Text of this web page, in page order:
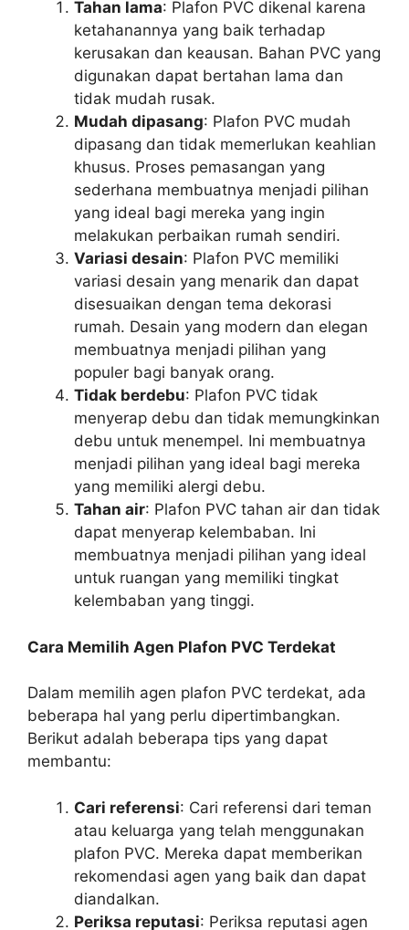
Tahan lama: Plafon PVC dikenal karena
ketahanannya yang baik terhadap
kerusakan dan keausan. Bahan PVC yang
digunakan dapat bertahan lama dan
tidak mudah rusak.
Mudah dipasang: Plafon PVC mudah
dipasang dan tidak memerlukan keahlian
khusus. Proses pemasangan yang
sederhana membuatnya menjadi pilihan
yang ideal bagi mereka yang ingin
melakukan perbaikan rumah sendiri.
Variasi desain: Plafon PVC memiliki
variasi desain yang menarik dan dapat
disesuaikan dengan tema dekorasi
rumah. Desain yang modern dan elegan
membuatnya menjadi pilihan yang
populer bagi banyak orang.
Tidak berdebu: Plafon PVC tidak
menyerap debu dan tidak memungkinkan
debu untuk menempel. Ini membuatnya
menjadi pilihan yang ideal bagi mereka
yang memiliki alergi debu.
Tahan air: Plafon PVC tahan air dan tidak
dapat menyerap kelembaban. Ini
membuatnya menjadi pilihan yang ideal
untuk ruangan yang memiliki tingkat
kelembaban yang tinggi.
Cara Memilih Agen Plafon PVC Terdekat
Dalam memilih agen plafon PVC terdekat, ada
beberapa hal yang perlu dipertimbangkan.
Berikut adalah beberapa tips yang dapat
membantu:
Cari referensi: Cari referensi dari teman
atau keluarga yang telah menggunakan
plafon PVC. Mereka dapat memberikan
rekomendasi agen yang baik dan dapat
diandalkan.
Periksa reputasi: Periksa reputasi agen